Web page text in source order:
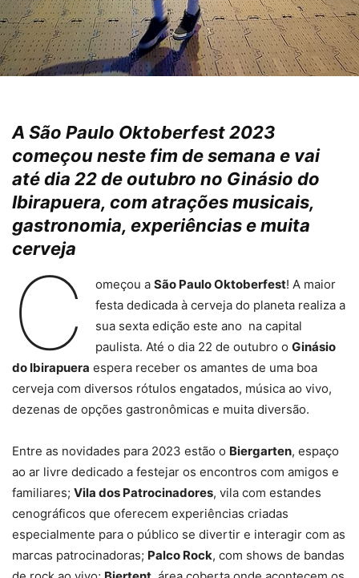
A São Paulo Oktoberfest 2023
começou neste fim de semana e vai
até dia 22 de outubro no Ginásio do
Ibirapuera, com atrações musicais,
gastronomia, experiências e muita
cerveja
C omeçou a São Paulo Oktoberfest! A maior
festa dedicada à cerveja do planeta realiza a
sua sexta edição este ano na capital
paulista. Até o dia 22 de outubro o Ginásio
do Ibirapuera espera receber os amantes de uma boa
cerveja com diversos rótulos engatados, música ao vivo,
dezenas de opções gastronômicas e muita diversão.
Entre as novidades para 2023 estão o Biergarten, espaço
ao ar livre dedicado a festejar os encontros com amigos e
familiares; Vila dos Patrocinadores, vila com estandes
cenográficos que oferecem experiências criadas
especialmente para o público se divertir e interagir com as
marcas patrocinadoras; Palco Rock, com shows de bandas